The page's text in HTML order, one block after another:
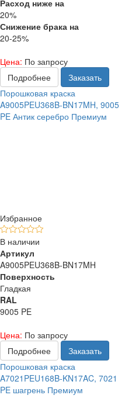
Расход ниже на
20%
Снижение брака на
20-25%
Цена: По запросу
Подробнее
Заказать
Порошковая краска
A9005PEU368B-BN17MH, 9005
PE Антик серебро Премиум
Избранное
В наличии
Артикул
A9005PEU368B-BN17MH
Поверхность
Гладкая
RAL
9005 PE
Цена: По запросу
Подробнее
Заказать
Порошковая краска
A7021PEU168B-KN17AC, 7021
PE шагрень Премиум